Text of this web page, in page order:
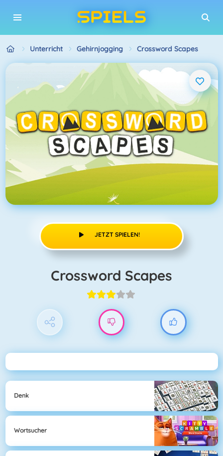
Unterricht Gehirnjogging Crossword Scapes
JETZT SPIELEN!
Crossword Scapes
Denk
Wortsucher